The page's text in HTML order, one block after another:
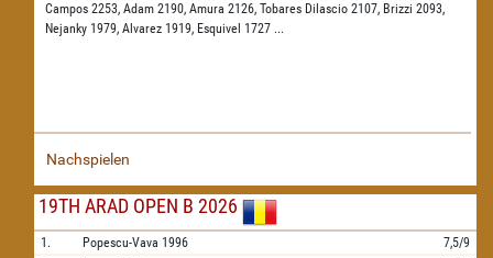
Campos 2253, Adam 2190, Amura 2126, Tobares Dilascio 2107, Brizzi 2093,
Nejanky 1979, Alvarez 1919, Esquivel 1727 ...
Nachspielen
19TH ARAD OPEN B 2026
1. Popescu-Vava 1996
7,5/9